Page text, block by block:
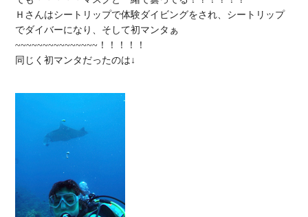
Ｈさんはシートリップで体験ダイビングをされ、シートリップ
でダイバーになり、そして初マンタぁ
~~~~~~~~~~~~~~~！！！！！
同じく初マンタだったのは↓